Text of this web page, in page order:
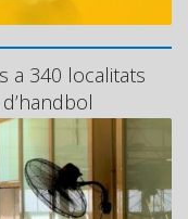
a 340 localitats